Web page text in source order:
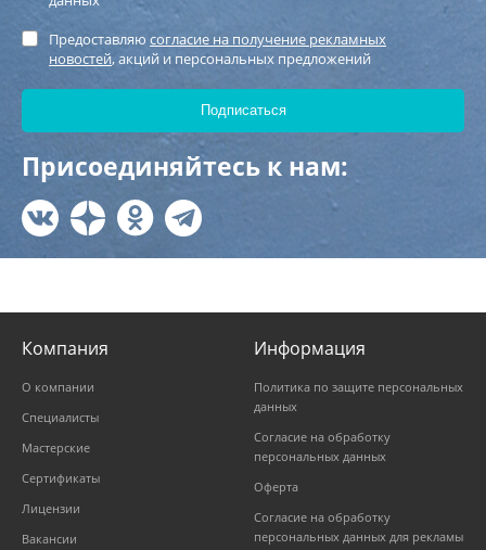
Предоставляю согласие на получение рекламных
новостей, акций и персональных предложений
Присоединяйтесь к нам:
Компания
О компании
Специалисты
Мастерские
Сертификаты
Лицензии
Вакансии
Информация
Политика по защите персональных
данных
Согласие на обработку
персональных данных
Оферта
Согласие на обработку
персональных данных для рекламы